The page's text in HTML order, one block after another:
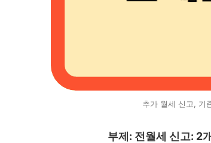
추가 월세 신고, 기
부제: 전월세 신고: 2